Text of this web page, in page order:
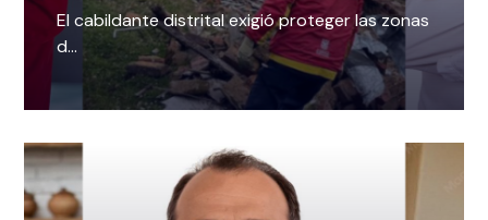
El cabildante distrital exigió proteger las zonas
d...